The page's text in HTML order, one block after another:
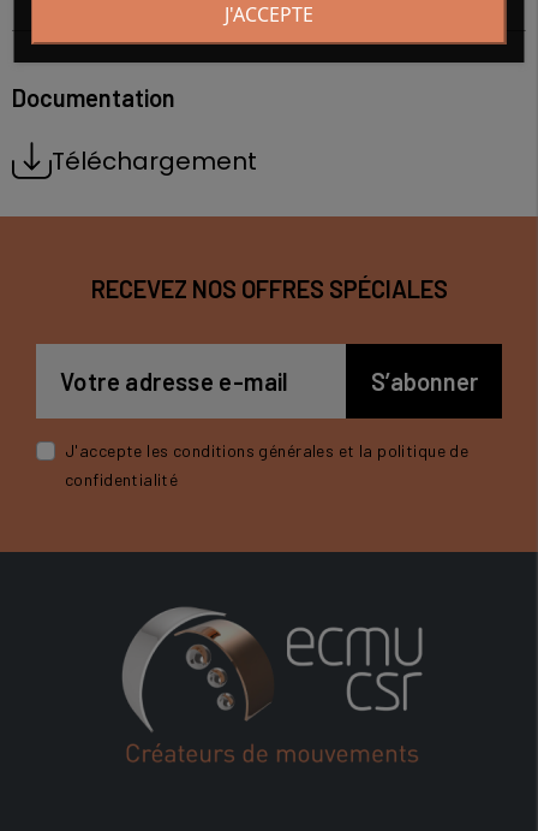
Documentation
Téléchargement
RECEVEZ NOS OFFRES SPÉCIALES
J'accepte les conditions générales et la politique de
confidentialité
J'ACCEPTE